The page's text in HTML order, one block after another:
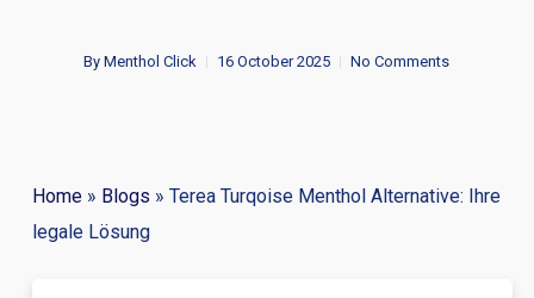
By Menthol Click 16 October 2025 No Comments
Home» Blogs » Terea Turqoise Menthol Alternative: Ihre
legale Lösung